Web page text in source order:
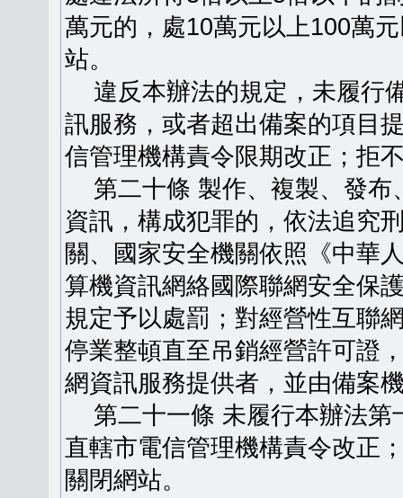
萬元的，處10萬元以上100萬
站。
違反本辦法的規定，未履行
訊服務，或者超出備案的項目
信管理機構責令限期改正；拒
第二十條 製作、複製、發布
資訊，構成犯罪的，依法追究
關、國家安全機關依照《中華
算機資訊網絡國際聯網安全保
規定予以處罰；對經營性互聯
停業整頓直至吊銷經營許可證
網資訊服務提供者，並由備案
第二十一條 未履行本辦法第
直轄市電信管理機構責令改正
關閉網站。